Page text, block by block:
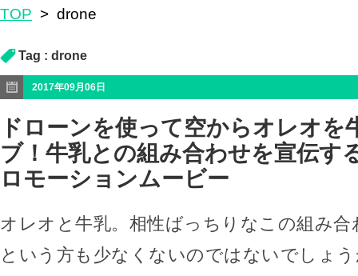
TOP > drone
Tag : drone
2017年09月06日
ドローンを使って空からオレオを
ブ！牛乳との組み合わせを宣伝す
ロモーションムービー
オレオと牛乳。相性ばっちりなこの組み
という方も少なくないのではないでしょ